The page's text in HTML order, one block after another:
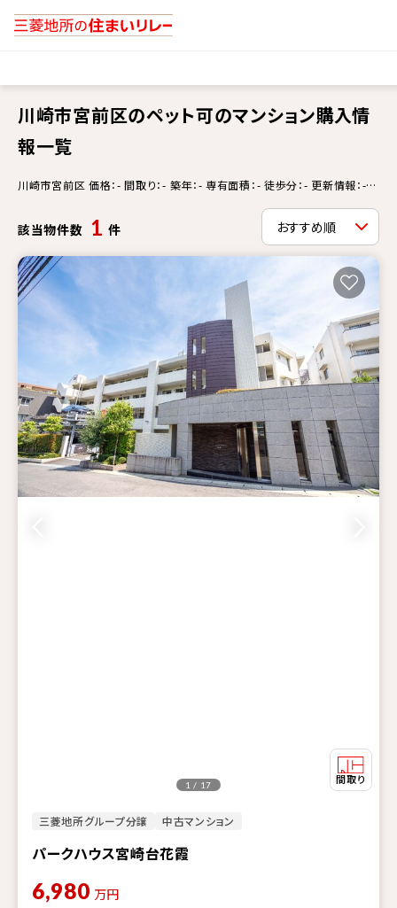
川崎市宮前区のペット可のマンション購入情
報一覧
川崎市宮前区 価格：- 間取り：- 築年：- 専有面積：- 徒歩分：- 更新情報：-
該当物件数 1 件
三菱地所グループ分譲 中古マンション
パークハウス宮崎台花霞
1 / 17
6,980 万円